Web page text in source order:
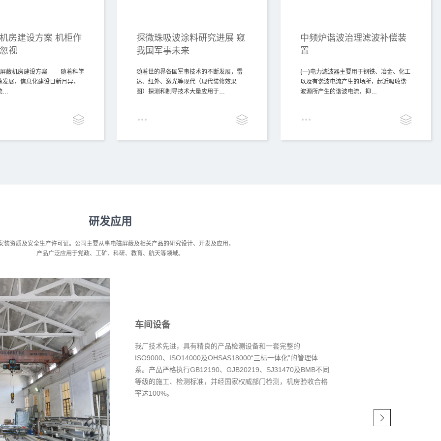
房建设方案 机柜作
视
屏蔽机房建设方案 随着科学
展，信息化建设日新月异，
…
探微珠吸波涂料研究进展 窥
我国军事未来
随着世的界各国军事技术的不断发展，雷
达、红外、激光等现代（现代装修效果
图）探测和制导技术大量应用于…
中频炉谐波治理滤波补偿装
置
{一}电力滤波器主要用于钢铁、冶金、化工
以及有谐波电流产生的场所，起近吸收谐
波源所产生的谐波电流，抑…
研发应用
装资质及安全生产许可证。公司主要从事电磁屏蔽及相关产品的研究设计、开发及应用，
产品广泛应用于党政、工矿、科研、教育、航天等领域。
车间设备
我厂技术先进，具有精良的产品检测设备和一套完整的
ISO9000、ISO14000及OHSAS18000“三标一体化”的管理体
系。产品严格执行GB12190、GJB20219、SJ31470及BMB不同
等级的施工、检测标准，并经国家权威部门检测，机房验收合格
率达100%。